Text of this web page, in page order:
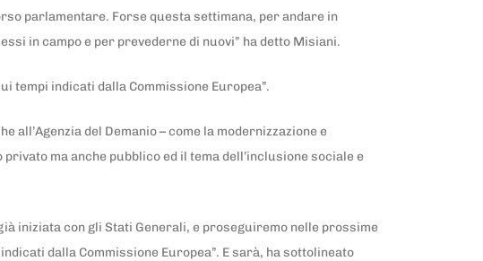
parlamentare. Forse questa settimana, per andare in
in campo e per prevederne di nuovi” ha detto Misiani.
tempi indicati dalla Commissione Europea”.
del Demanio – come la modernizzazione e
ma anche pubblico ed il tema dell’inclusione sociale e
iniziata con gli Stati Generali, e proseguiremo nelle prossime
dalla Commissione Europea”. E sarà, ha sottolineato